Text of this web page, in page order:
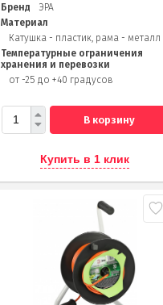
Бренд
ЭРА
Материал
Катушка - пластик, рама - металл
Температурные ограничения
хранения и перевозки
от -25 до +40 градусов
В корзину
Купить в 1 клик